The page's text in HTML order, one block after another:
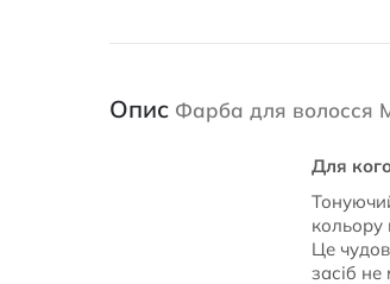
Опис Фарба для волосся
Для
кольору
Це
засіб не